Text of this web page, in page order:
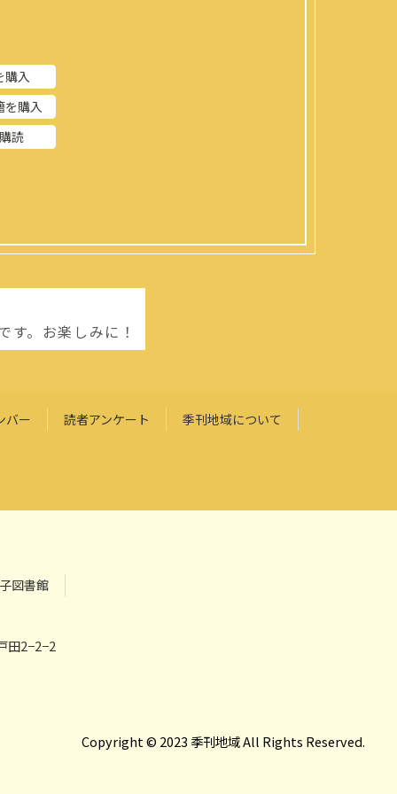
購入
を購入
読
。お楽しみに！
バー 読者アンケート 季刊地域について
図書館
田2−2−2
Copyright © 2023 季刊地域 All Rights Reserved.